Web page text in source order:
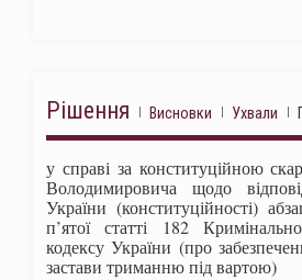
Рішення Висновки Ухвали
у справі за конституційною
Володимировича щодо
України (конституційності)
п’ятої статті 182
кодексу України (про
застави триманню під вартою)